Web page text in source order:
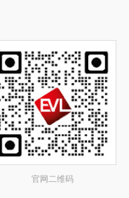
官网二维码